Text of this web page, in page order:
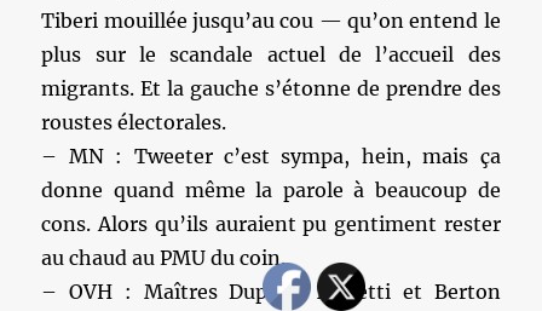
Tiberi mouillée jusqu’au cou — qu’on entend le
plus sur le scandale actuel de l’accueil des
migrants. Et la gauche s’étonne de prendre des
roustes électorales.
– MN : Tweeter c’est sympa, hein, mais ça
donne quand même la parole à beaucoup de
cons. Alors qu’ils auraient pu gentiment rester
au chaud au PMU du coin.
– OVH : Maîtres Dupond Moretti et Berton